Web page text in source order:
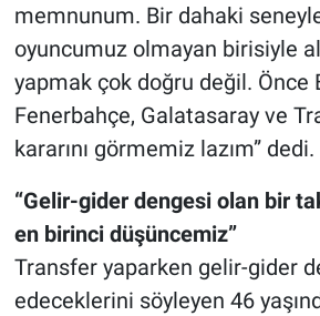
memnunum. Bir dahaki
oyuncumuz olmayan birisiyle
yapmak çok doğru değil. Önce
Fenerbahçe, Galatasaray ve
kararını görmemiz lazım” dedi.
“Gelir-gider dengesi olan bir
en birinci düşüncemiz”
Transfer yaparken gelir-gider
edeceklerini söyleyen 46